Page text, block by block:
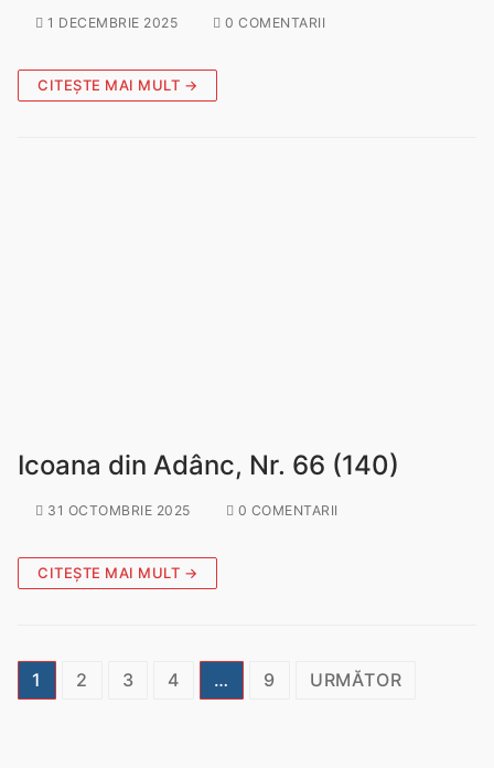
1 DECEMBRIE 2025 0 COMENTARII
CITEȘTE MAI MULT →
Icoana din Adânc, Nr. 66 (140)
31 OCTOMBRIE 2025 0 COMENTARII
CITEȘTE MAI MULT →
1 2 3 4 … 9 URMĂTOR